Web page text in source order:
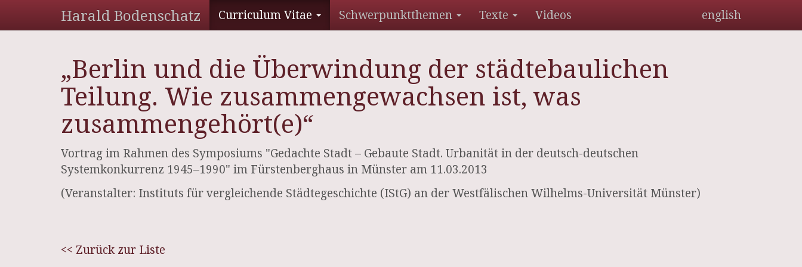
Harald Bodenschatz Curriculum Vitae Schwerpunktthemen Texte Videos english
„Berlin und die Überwindung der städtebaulichen
Teilung. Wie zusammengewachsen ist, was
zusammengehört(e)“
Vortrag im Rahmen des Symposiums "Gedachte Stadt – Gebaute Stadt. Urbanität in der deutsch-deutschen
Systemkonkurrenz 1945–1990" im Fürstenberghaus in Münster am 11.03.2013
(Veranstalter: Instituts für vergleichende Städtegeschichte (IStG) an der Westfälischen Wilhelms-Universität Münster)
<< Zurück zur Liste